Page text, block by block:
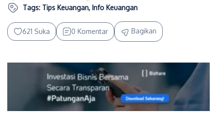
Tags: Tips Keuangan, Info Keuangan
621 Suka 0 Komentar Bagikan